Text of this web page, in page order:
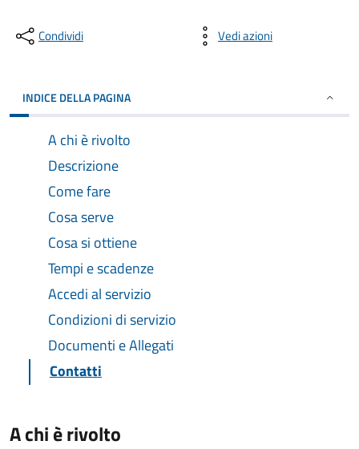
Condividi Vedi azioni
INDICE DELLA PAGINA
A chi è rivolto
Descrizione
Come fare
Cosa serve
Cosa si ottiene
Tempi e scadenze
Accedi al servizio
Condizioni di servizio
Documenti e Allegati
Contatti
A chi è rivolto